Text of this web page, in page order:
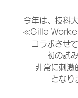
今年は、技科
≪Gille
コラボさせ
初の試
非常に刺激
となり